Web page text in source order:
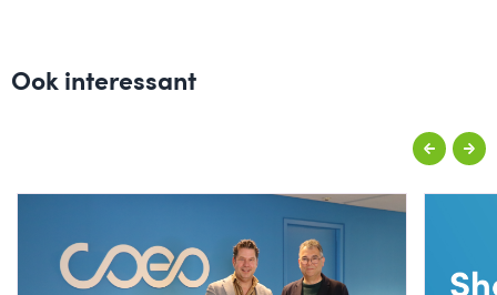
Ook interessant